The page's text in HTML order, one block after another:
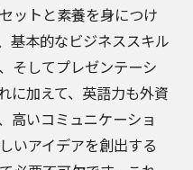
ットと素養を身につけ
基本的なビジネススキル
そしてプレゼンテーシ
に加えて、英語力も外資
高いコミュニケーショ
いアイデアを創出する